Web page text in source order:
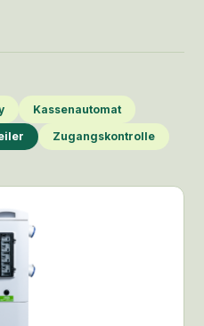
Kassenautomat
Zugangskontrolle